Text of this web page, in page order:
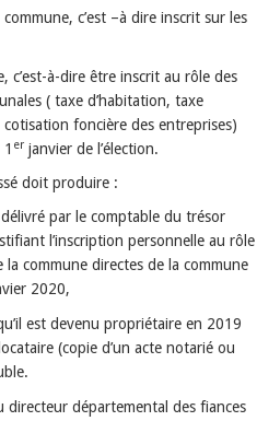
c’est –à dire inscrit sur les
c’est-à-dire être inscrit au rôle des
( taxe d’habitation, taxe
foncière des entreprises)
er janvier de l’élection.
doit produire :
par le comptable du trésor
l’inscription personnelle au rôle
commune directes de la commune
2020,
est devenu propriétaire en 2019
(copie d’un acte notarié ou
directeur départemental des fiances